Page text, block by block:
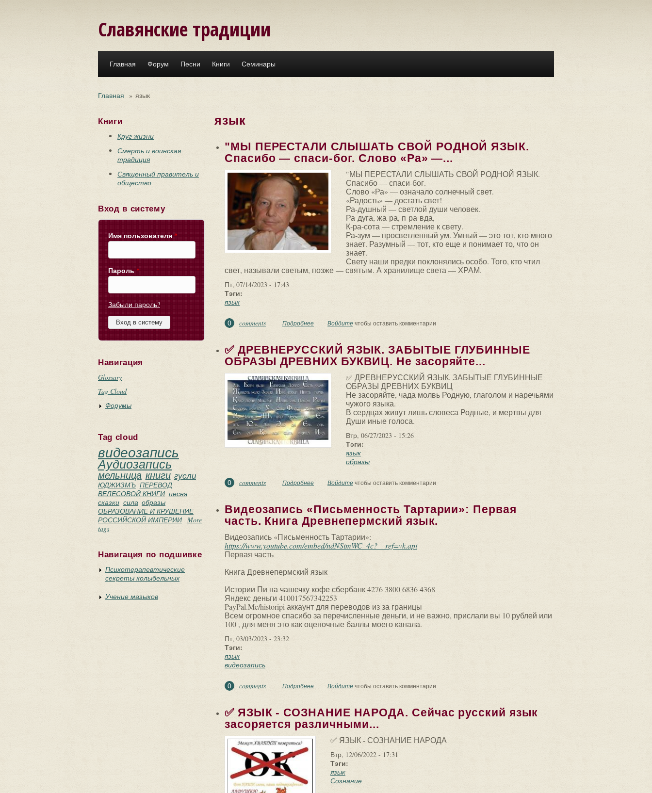
Славянские традиции
Главная Форум Песни Книги Семинары
Главная » язык
Книги
Круг жизни
Смерть и воинская
традиция
Священный правитель и
общество
Вход в систему
Имя пользователя *
Пароль *
Забыли пароль?
Навигация
Glossary
Tag Cloud
Форумы
Tag cloud
видеозапись
Аудиозапись
мельница книги гусли
ЮДЖИЗМЪ ПЕРЕВОД
ВЕЛЕСОВОЙ КНИГИ песня
сказки сила образы
ОБРАЗОВАНИЕ И КРУШЕНИЕ
РОССИЙСКОЙ ИМПЕРИИ More
tags
Навигация по подшивке
Психотерапевтические
секреты колыбельных
Учение мазыков
язык
"МЫ ПЕРЕСТАЛИ СЛЫШАТЬ СВОЙ РОДНОЙ ЯЗЫК.
Спасибо — спаси-бог. Слово «Ра» —...
"МЫ ПЕРЕСТАЛИ СЛЫШАТЬ СВОЙ РОДНОЙ ЯЗЫК.
Спасибо — спаси-бог.
Слово «Ра» — означало солнечный свет.
«Радость» — достать свет!
Ра-душный — светлой души человек.
Ра-дуга, жа-ра, п-ра-вда,
К-ра-сота — стремление к свету.
Ра-зум — просветленный ум. Умный — это тот, кто много
знает. Разумный — тот, кто еще и понимает то, что он
знает.
Свету наши предки поклонялись особо. Того, кто чтил
свет, называли светым, позже — святым. А хранилище света — ХРАМ.
Пт, 07/14/2023 - 17:43
Тэги:
язык
0 comments Подробнее о "МЫ ПЕРЕСТАЛИ СЛЫШАТЬ СВОЙ РОДНОЙ ЯЗЫК. Спасибо — спаси-бог. Слово «Ра» —...
Войдитечтобы оставить комментарии
✅ ДРЕВНЕРУССКИЙ ЯЗЫК. ЗАБЫТЫЕ ГЛУБИННЫЕ
ОБРАЗЫ ДРЕВНИХ БУКВИЦ. Не засоряйте...
✅ ДРЕВНЕРУССКИЙ ЯЗЫК. ЗАБЫТЫЕ ГЛУБИННЫЕ
ОБРАЗЫ ДРЕВНИХ БУКВИЦ
Не засоряйте, чада молвь Родную, глаголом и наречьями
чужого языка.
В сердцах живут лишь словеса Родные, и мертвы для
Души иные голоса.
Втр, 06/27/2023 - 15:26
Тэги:
язык
образы
0 comments Подробнее о ✅ ДРЕВНЕРУССКИЙ ЯЗЫК. ЗАБЫТЫЕ ГЛУБИННЫЕ ОБРАЗЫ ДРЕВНИХ БУКВИЦ. Не засоряйте...
Войдитечтобы оставить комментарии
Видеозапись «Письменность Тартарии»: Первая
часть. Книга Древнепермский язык.
Видеозапись «Письменность Тартарии»:
https://www.youtube.com/embed/ndNSimWC_4c?__ref=vk.api
Первая часть
Книга Древнепермский язык
Истории Пи на чашечку кофе сбербанк 4276 3800 6836 4368
Яндекс деньги 410017567342253
PayPal.Me/historipi аккаунт для переводов из за границы
Всем огромное спасибо за перечисленные деньги, и не важно, прислали вы 10 рублей или
100 , для меня это как оценочные баллы моего канала.
Пт, 03/03/2023 - 23:32
Тэги:
язык
видеозапись
0 comments Подробнее о Видеозапись «Письменность Тартарии»: Первая часть. Книга Древнепермский язык.
Войдитечтобы оставить комментарии
✅ ЯЗЫК - СОЗНАНИЕ НАРОДА. Сейчас русский язык
засоряется различными...
✅ ЯЗЫК - СОЗНАНИЕ НАРОДА
Втр, 12/06/2022 - 17:31
Тэги:
язык
Сознание